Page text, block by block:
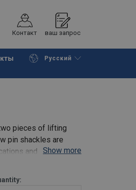
Контакт ваш запрос
Русский
К корзине
pieces of lifting
pin shackles are
and one-off
Show more